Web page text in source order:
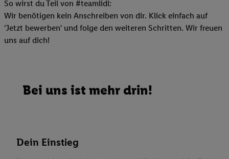
So wirst du Teil von #teamlidl:
Wir benötigen kein Anschreiben von dir. Klick einfach auf
'Jetzt bewerben' und folge den weiteren Schritten. Wir freuen
uns auf dich!
Bei uns ist mehr drin!
Dein Einstieg